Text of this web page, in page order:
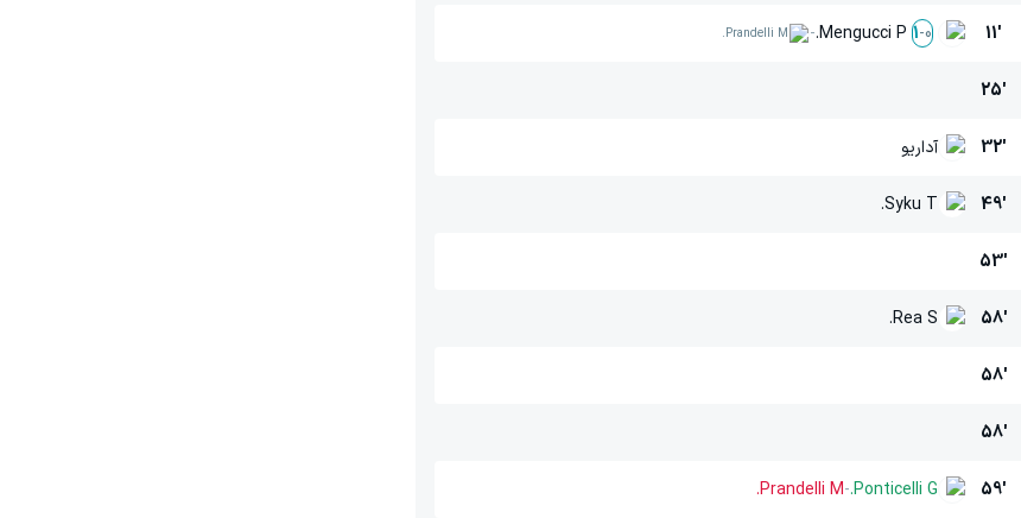
11'
0
-
1
Mengucci P.
-
Prandelli M.
25'
32' آداریو
49'
Syku T.
53'
58'
Rea S.
58'
58'
59'
Ponticelli G.
-
Prandelli M.